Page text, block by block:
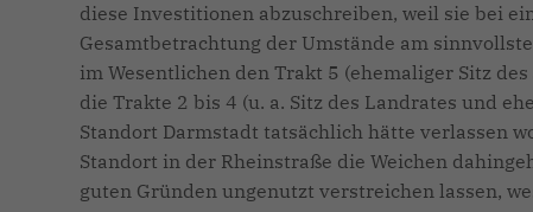
diese Investitionen abzuschreiben, weil sie bei
Gesamtbetrachtung der Umstände am
im Wesentlichen den Trakt 5 (ehemaliger Sitz
die Trakte 2 bis 4 (u. a. Sitz des Landrates und
Standort Darmstadt tatsächlich hätte verlassen
Standort in der Rheinstraße die Weichen
guten Gründen ungenutzt verstreichen lassen,